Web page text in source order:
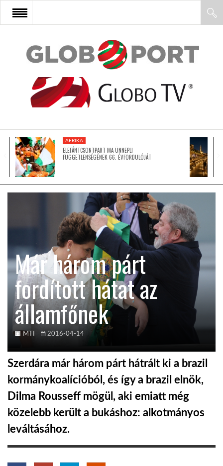
FŐOLDAL
AFRIKA
ÁZSIA
AUSZTRÁLIA
A VILÁG ITTHON
HÍR3D
AFRIKA
ELEFÁNTCSONTPART MA ÜNNEPLI
FÜGGETLENSÉGÉNEK 66. ÉVFORDULÓJÁT
Már három párt
fordított hátat az
államfőnek
MTI 2016-04-14
Szerdára már három párt hátrált ki a brazil
kormánykoalícióból, és így a brazil elnök,
Dilma Rousseff mögül, aki emiatt még
közelebb került a bukáshoz: alkotmányos
leváltásához.